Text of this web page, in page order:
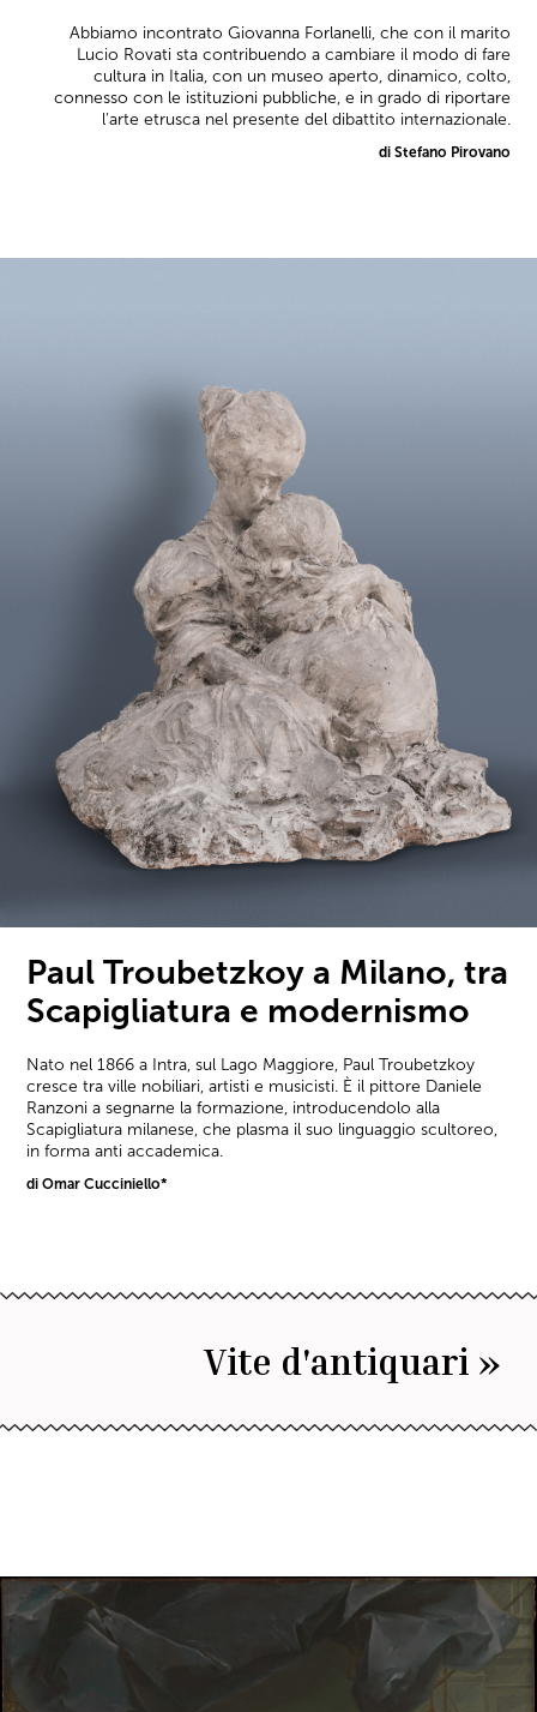
Abbiamo incontrato Giovanna Forlanelli, che con il marito
Lucio Rovati sta contribuendo a cambiare il modo di fare
cultura in Italia, con un museo aperto, dinamico, colto,
connesso con le istituzioni pubbliche, e in grado di riportare
l'arte etrusca nel presente del dibattito internazionale.
di Stefano Pirovano
Paul Troubetzkoy a Milano, tra
Scapigliatura e modernismo
Nato nel 1866 a Intra, sul Lago Maggiore, Paul Troubetzkoy
cresce tra ville nobiliari, artisti e musicisti. È il pittore Daniele
Ranzoni a segnarne la formazione, introducendolo alla
Scapigliatura milanese, che plasma il suo linguaggio scultoreo,
in forma anti accademica.
di Omar Cucciniello*
Vite d'antiquari »